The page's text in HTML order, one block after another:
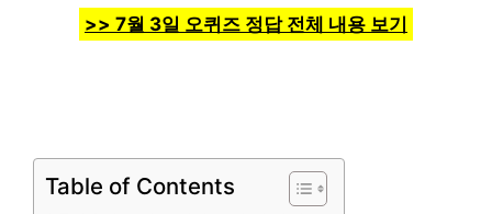
>> 7월 3일 오퀴즈 정답 전체 내용 보기
Table of Contents